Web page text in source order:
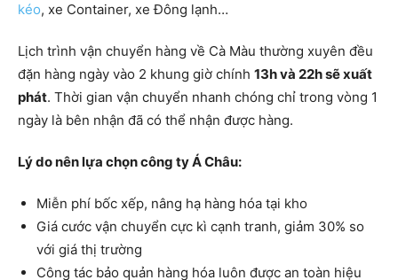
kéo, xe Container, xe Đông lạnh…
Lịch trình vận chuyển hàng về Cà Màu thường xuyên đều
đặn hàng ngày vào 2 khung giờ chính 13h và 22h sẽ xuất
phát. Thời gian vận chuyển nhanh chóng chỉ trong vòng 1
ngày là bên nhận đã có thể nhận được hàng.
Lý do nên lựa chọn công ty Á Châu:
Miễn phí bốc xếp, nâng hạ hàng hóa tại kho
Giá cước vận chuyển cực kì cạnh tranh, giảm 30% so
với giá thị trường
Công tác bảo quản hàng hóa luôn được an toàn hiệu